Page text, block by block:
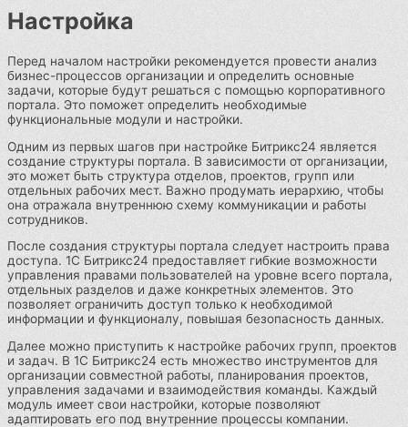
Настройка
Перед началом настройки рекомендуется провести анализ
бизнес-процессов организации и определить основные
задачи, которые будут решаться с помощью корпоративного
портала. Это поможет определить необходимые
функциональные модули и настройки.
Одним из первых шагов при настройке Битрикс24 является
создание структуры портала. В зависимости от организации,
это может быть структура отделов, проектов, групп или
отдельных рабочих мест. Важно продумать иерархию, чтобы
она отражала внутреннюю схему коммуникации и работы
сотрудников.
После создания структуры портала следует настроить права
доступа. 1С Битрикс24 предоставляет гибкие возможности
управления правами пользователей на уровне всего портала,
отдельных разделов и даже конкретных элементов. Это
позволяет ограничить доступ только к необходимой
информации и функционалу, повышая безопасность данных.
Далее можно приступить к настройке рабочих групп, проектов
и задач. В 1С Битрикс24 есть множество инструментов для
организации совместной работы, планирования проектов,
управления задачами и взаимодействия команды. Каждый
модуль имеет свои настройки, которые позволяют
адаптировать его под внутренние процессы компании.